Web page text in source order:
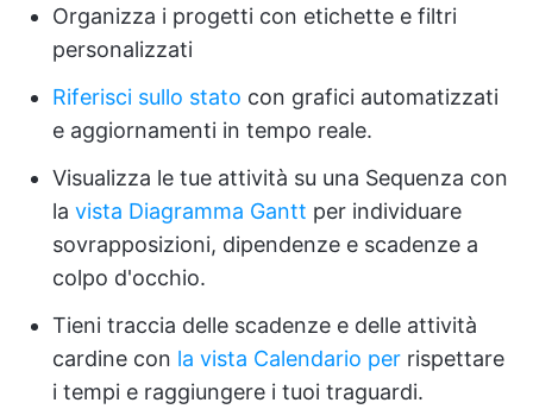
Organizza i progetti con etichette e filtri
personalizzati
Riferisci sullo stato con grafici automatizzati
e aggiornamenti in tempo reale.
Visualizza le tue attività su una Sequenza con
la vista Diagramma Gantt per individuare
sovrapposizioni, dipendenze e scadenze a
colpo d'occhio.
Tieni traccia delle scadenze e delle attività
cardine con la vista Calendario per rispettare
i tempi e raggiungere i tuoi traguardi.